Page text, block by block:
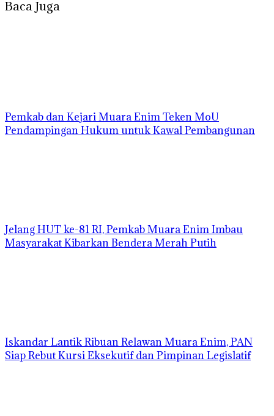
Baca Juga
Pemkab dan Kejari Muara Enim Teken MoU
Pendampingan Hukum untuk Kawal Pembangunan
Jelang HUT ke-81 RI, Pemkab Muara Enim Imbau
Masyarakat Kibarkan Bendera Merah Putih
Iskandar Lantik Ribuan Relawan Muara Enim, PAN
Siap Rebut Kursi Eksekutif dan Pimpinan Legislatif